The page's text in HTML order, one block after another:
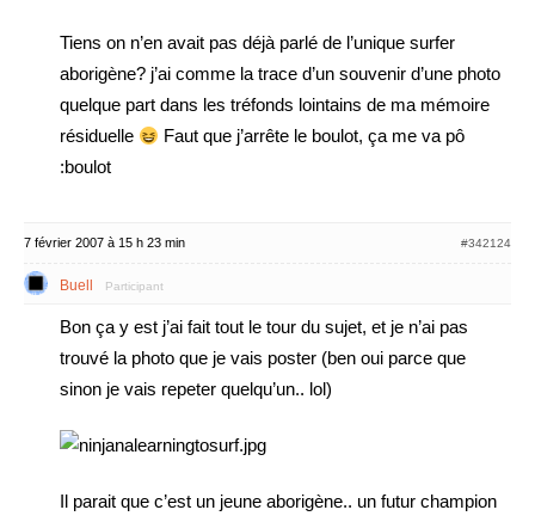
Tiens on n’en avait pas déjà parlé de l’unique surfer
aborigène? j’ai comme la trace d’un souvenir d’une photo
quelque part dans les tréfonds lointains de ma mémoire
résiduelle
Faut que j’arrête le boulot, ça me va pô
:boulot
7 février 2007 à 15 h 23 min #342124
Buell Participant
Bon ça y est j’ai fait tout le tour du sujet, et je n’ai pas
trouvé la photo que je vais poster (ben oui parce que
sinon je vais repeter quelqu’un.. lol)
Il parait que c’est un jeune aborigène.. un futur champion